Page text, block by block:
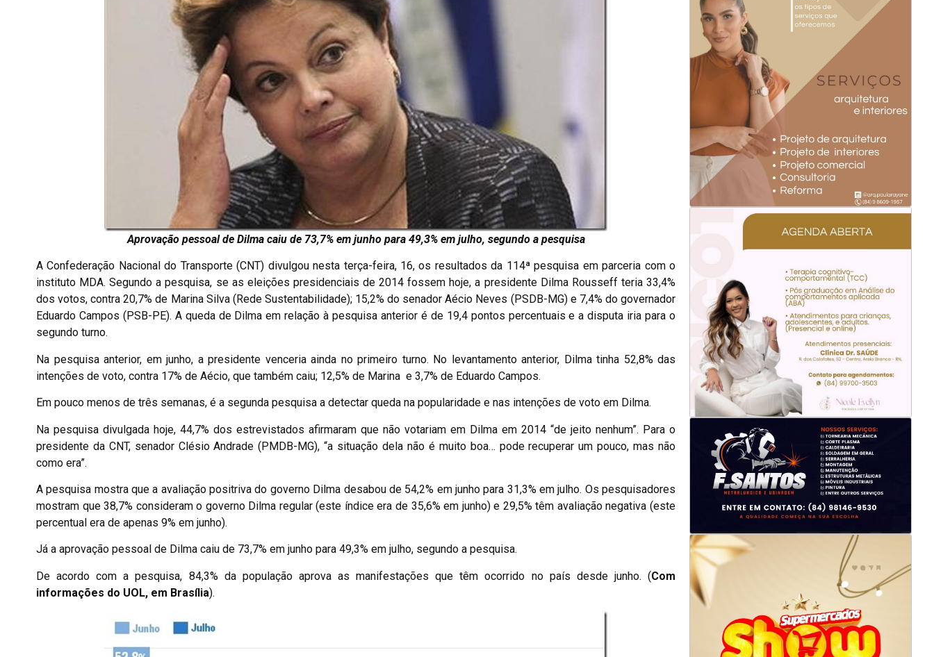
Aprovação pessoal de Dilma caiu de 73,7% em junho para 49,3% em julho, segundo a pesquisa
A Confederação Nacional do Transporte (CNT) divulgou nesta terça-feira, 16, os resultados da 114ª pesquisa em parceria com o
instituto MDA. Segundo a pesquisa, se as eleições presidenciais de 2014 fossem hoje, a presidente Dilma Rousseff teria 33,4%
dos votos, contra 20,7% de Marina Silva (Rede Sustentabilidade); 15,2% do senador Aécio Neves (PSDB-MG) e 7,4% do governador
Eduardo Campos (PSB-PE). A queda de Dilma em relação à pesquisa anterior é de 19,4 pontos percentuais e a disputa iria para o
segundo turno.
Na pesquisa anterior, em junho, a presidente venceria ainda no primeiro turno. No levantamento anterior, Dilma tinha 52,8% das
intenções de voto, contra 17% de Aécio, que também caiu; 12,5% de Marina e 3,7% de Eduardo Campos.
Em pouco menos de três semanas, é a segunda pesquisa a detectar queda na popularidade e nas intenções de voto em Dilma.
Na pesquisa divulgada hoje, 44,7% dos estrevistados afirmaram que não votariam em Dilma em 2014 “de jeito nenhum”. Para o
presidente da CNT, senador Clésio Andrade (PMDB-MG), “a situação dela não é muito boa… pode recuperar um pouco, mas não
como era”.
A pesquisa mostra que a avaliação positriva do governo Dilma desabou de 54,2% em junho para 31,3% em julho. Os pesquisadores
mostram que 38,7% consideram o governo Dilma regular (este índice era de 35,6% em junho) e 29,5% têm avaliação negativa (este
percentual era de apenas 9% em junho).
Já a aprovação pessoal de Dilma caiu de 73,7% em junho para 49,3% em julho, segundo a pesquisa.
De acordo com a pesquisa, 84,3% da população aprova as manifestações que têm ocorrido no país desde junho. (Com
informações do UOL, em Brasília).